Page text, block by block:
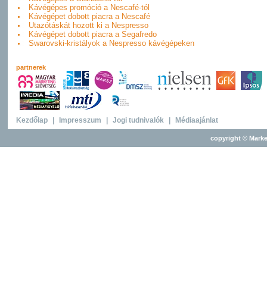
Kávégépes promóció a Nescafé-tól
Kávégépet dobott piacra a Nescafé
Utazótáskát hozott ki a Nespresso
Kávégépet dobott piacra a Segafredo
Swarovski-kristályok a Nespresso kávégépeken
partnerek
Kezdőlap Impresszum Jogi tudnivalók Médiaajánlat
copyright ©